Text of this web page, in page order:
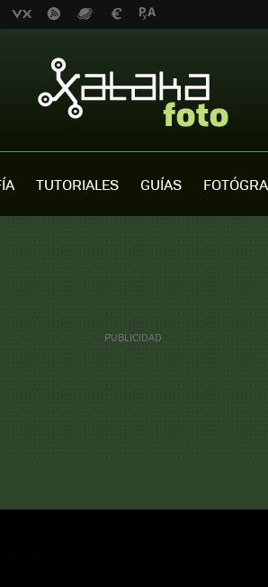
TUTORIALES GUÍAS